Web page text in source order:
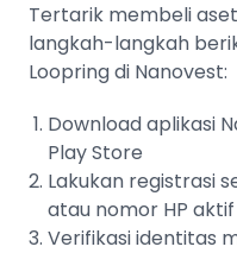
Tertarik membeli
langkah-langkah
Loopring di Nanovest:
Download aplikasi
Play Store
Lakukan registrasi
atau nomor HP aktif
Verifikasi identitas